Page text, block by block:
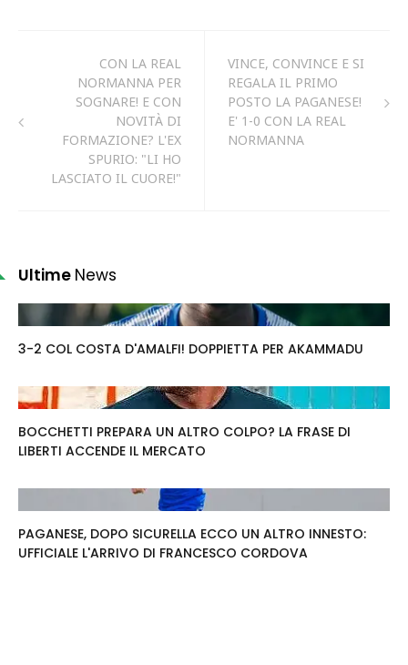
CON LA REAL
NORMANNA PER
SOGNARE! E CON
NOVITÀ DI
FORMAZIONE? L'EX
SPURIO: "LI HO
LASCIATO IL CUORE!"
VINCE, CONVINCE E SI
REGALA IL PRIMO
POSTO LA PAGANESE!
E' 1-0 CON LA REAL
NORMANNA
Ultime News
3-2 COL COSTA D'AMALFI! DOPPIETTA PER AKAMMADU
BOCCHETTI PREPARA UN ALTRO COLPO? LA FRASE DI
LIBERTI ACCENDE IL MERCATO
PAGANESE, DOPO SICURELLA ECCO UN ALTRO INNESTO:
UFFICIALE L'ARRIVO DI FRANCESCO CORDOVA